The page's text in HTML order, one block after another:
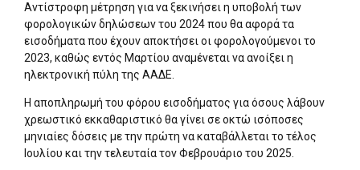
Aντίστροφη μέτρηση για να ξεκινήσει η υποβολή των
φορολογικών δηλώσεων του 2024 που θα αφορά τα
εισοδήματα που έχουν αποκτήσει οι φορολογούμενοι το
2023, καθώς εντός Μαρτίου αναμένεται να ανοίξει η
ηλεκτρονική πύλη της ΑΑΔΕ.
Η αποπληρωμή του φόρου εισοδήματος για όσους λάβουν
χρεωστικό εκκαθαριστικό θα γίνει σε οκτώ ισόποσες
μηνιαίες δόσεις με την πρώτη να καταβάλλεται το τέλος
Ιουλίου και την τελευταία τον Φεβρουάριο του 2025.